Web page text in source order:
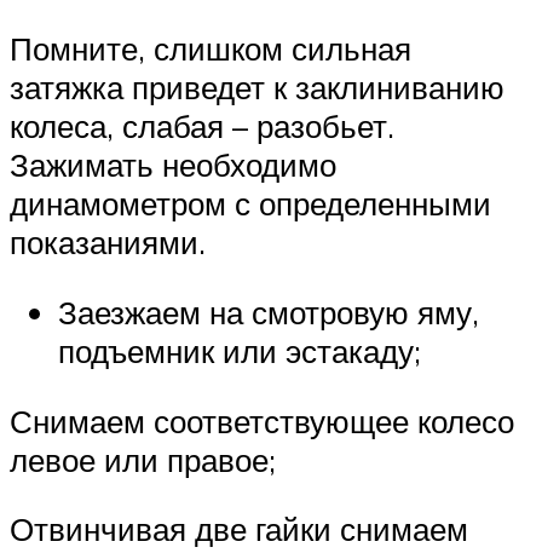
Помните, слишком сильная
затяжка приведет к заклиниванию
колеса, слабая – разобьет.
Зажимать необходимо
динамометром с определенными
показаниями.
Заезжаем на смотровую яму,
подъемник или эстакаду;
Снимаем соответствующее колесо
левое или правое;
Отвинчивая две гайки снимаем